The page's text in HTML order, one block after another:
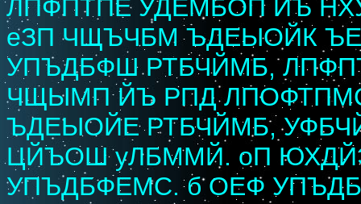
ЛПФПТПЕ УДЕМБОП ЙЪ
еЗП ЧЩЪЧБМ ЪДЕЫОЙК
УПЪДБФШ РТБЧЙМБ,
ЧЩЫМП ЙЪ РПД
ЪДЕЫОЙЕ РТБЧЙМБ,
ЦЙЪОШ уЛБММЙ. оП
УПЪДБФЕМС. б ОЕФ